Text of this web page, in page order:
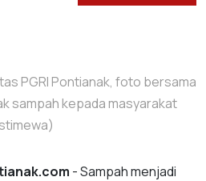
PGRI Pontianak, foto bersama
sampah kepada masyarakat
- Sampah menjadi